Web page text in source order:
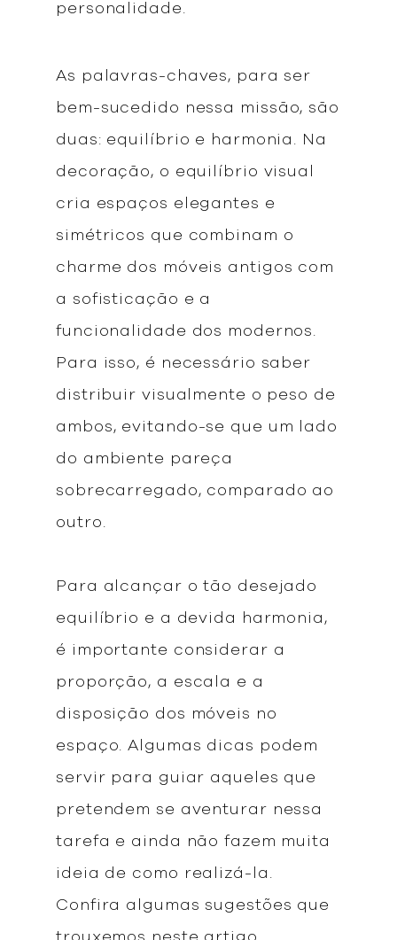
personalidade.
As palavras-chaves, para ser
bem-sucedido nessa missão, são
duas: equilíbrio e harmonia. Na
decoração, o equilíbrio visual
cria espaços elegantes e
simétricos que combinam o
charme dos móveis antigos com
a sofisticação e a
funcionalidade dos modernos.
Para isso, é necessário saber
distribuir visualmente o peso de
ambos, evitando-se que um lado
do ambiente pareça
sobrecarregado, comparado ao
outro.
Para alcançar o tão desejado
equilíbrio e a devida harmonia,
é importante considerar a
proporção, a escala e a
disposição dos móveis no
espaço. Algumas dicas podem
servir para guiar aqueles que
pretendem se aventurar nessa
tarefa e ainda não fazem muita
ideia de como realizá-la.
Confira algumas sugestões que